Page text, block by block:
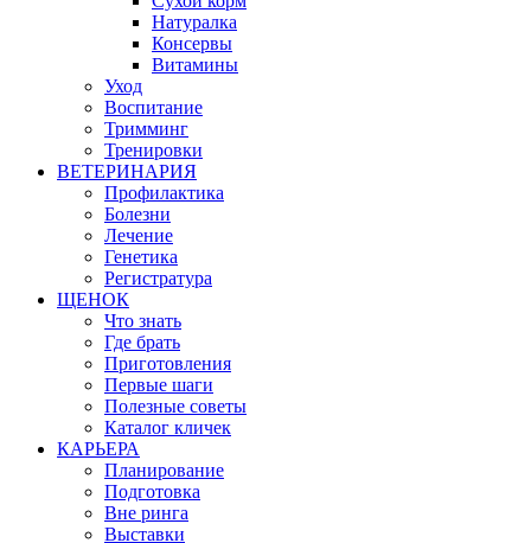
Натуралка
Консервы
Витамины
Уход
Воспитание
Тримминг
Тренировки
ВЕТЕРИНАРИЯ
Профилактика
Болезни
Лечение
Генетика
Регистратура
ЩЕНОК
Что знать
Где брать
Приготовления
Первые шаги
Полезные советы
Каталог кличек
КАРЬЕРА
Планирование
Подготовка
Вне ринга
Выставки